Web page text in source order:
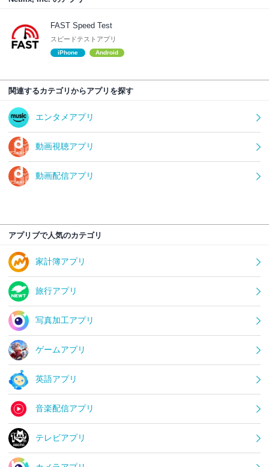
FAST Speed Test
スピードテストアプリ
iPhone Android
関連するカテゴリからアプリを探す
エンタメアプリ
動画視聴アプリ
動画配信アプリ
アプリブで人気のカテゴリ
家計簿アプリ
旅行アプリ
写真加工アプリ
ゲームアプリ
英語アプリ
音楽配信アプリ
テレビアプリ